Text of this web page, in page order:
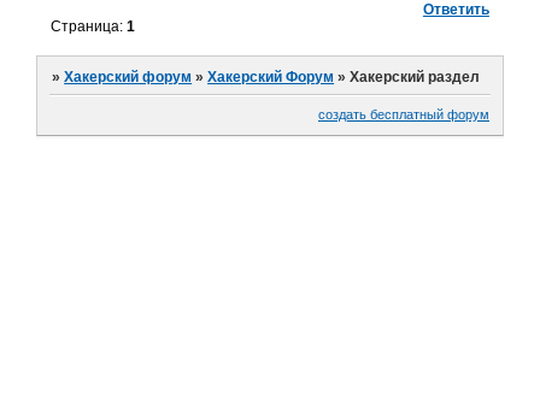
Ответить
Страница:1
»Хакерский форум »Хакерский Форум »Хакерский раздел
создать бесплатный форум